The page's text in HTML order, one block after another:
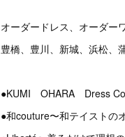
オーダードレス、オーダー
豊橋、豊川、新城、浜松、
●KUMI OHARA Dress
●和couture〜和テイストの